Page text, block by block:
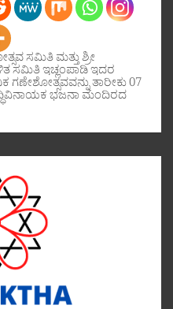
ಸಮಿತಿ ಮತ್ತು ಶ್ರೀ
ಸಮಿತಿ ಇಚ್ಲಂಪಾಡಿ ಇದರ
ಗಣೇಶೋತ್ಸವವನ್ನು ತಾರೀಕು 07
ಭಜನಾ ಮಂದಿರದ